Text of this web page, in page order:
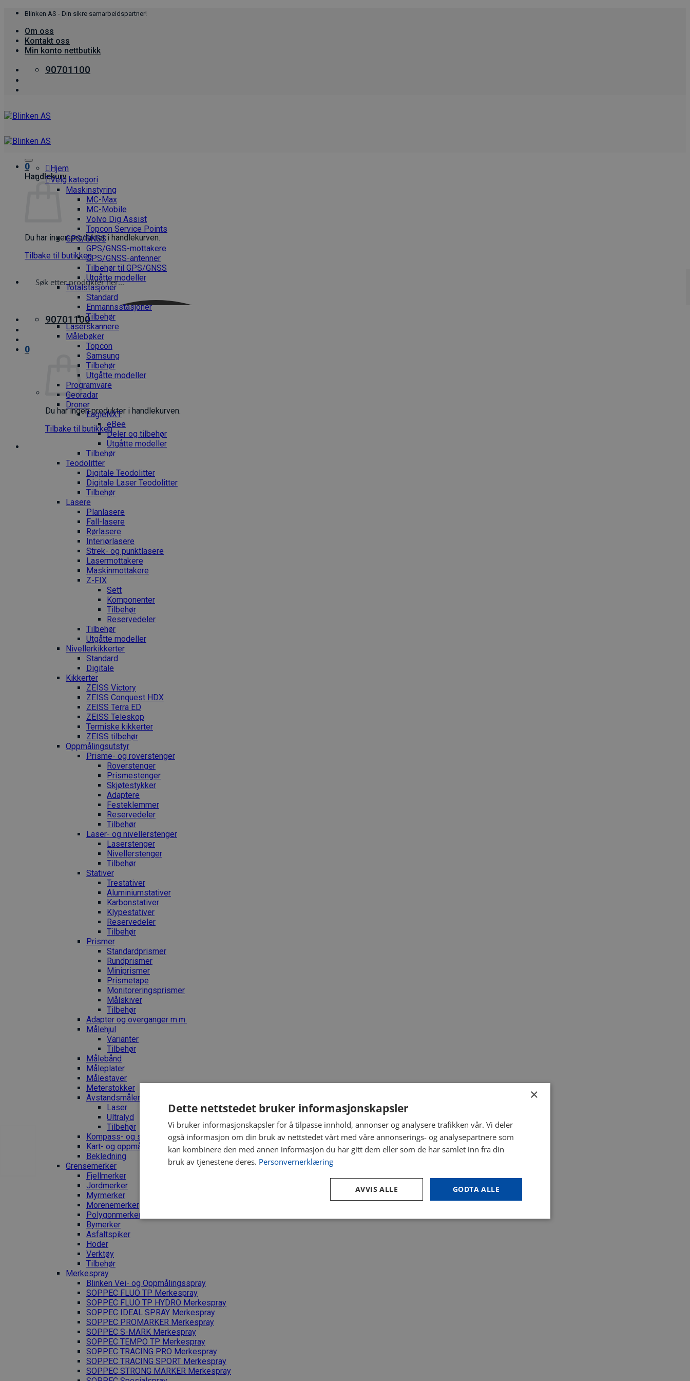
Skip
content
Blinken AS - Din sikre samarbeidspartner!
Om oss
Kontakt oss
Min konto nettbutikk
90701100
0
Handlekurv
Du har ingen produkter i handlekurven.
Tilbake til butikken
90701100
0
Du har ingen produkter i handlekurven.
Tilbake til butikken
Hjem
Velg kategori
Maskinstyring
MC-Max
MC-Mobile
Volvo Dig Assist
Topcon Service Points
GPS/GNSS
GPS/GNSS-mottakere
GPS/GNSS-antenner
Tilbehør til GPS/GNSS
Utgåtte modeller
Totalstasjoner
Standard
Enmannsstasjoner
Tilbehør
Laserskannere
Målebøker
Topcon
Samsung
Tilbehør
Utgåtte modeller
Programvare
Georadar
Droner
EagleNXT
eBee
Deler og tilbehør
Utgåtte modeller
Tilbehør
Teodolitter
Digitale Teodolitter
Digitale Laser Teodolitter
Tilbehør
Lasere
Planlasere
Fall-lasere
Rørlasere
Interiør­lasere
Strek- og punktlasere
Laser­mottakere
Maskin­mottakere
Z-FIX
Sett
Komponenter
Tilbehør
Reservedeler
Tilbehør
Utgåtte modeller
Nivellerkikkerter
Standard
Digitale
Kikkerter
ZEISS Victory
ZEISS Conquest HDX
ZEISS Terra ED
ZEISS Teleskop
Termiske kikkerter
ZEISS tilbehør
Oppmålings­utstyr
Prisme- og roverstenger
Roverstenger
Prismestenger
Skjøtestykker
Adaptere
Festeklemmer
Reservedeler
Tilbehør
Laser- og nivellerstenger
Laserstenger
Nivellerstenger
Tilbehør
Stativer
Trestativer
Aluminiumstativer
Karbonstativer
Klypestativer
Reservedeler
Tilbehør
Prismer
Standardprismer
Rundprismer
Miniprismer
Prismetape
Monitoreringsprismer
Målskiver
Tilbehør
Adapter og overganger m.m.
Målehjul
Varianter
Tilbehør
Målebånd
Måleplater
Målestaver
Meterstokker
Avstandsmålere
Laser
Ultralyd
Tilbehør
Kompass- og stigningsmålere
Kart- og oppmåling
Bekledning
Grense­merker
Fjellmerker
Jordmerker
Myrmerker
Morenemerker
Polygonmerker
Bymerker
Asfaltspiker
Hoder
Verktøy
Tilbehør
Merkespray
Blinken Vei- og Oppmålingsspray
SOPPEC FLUO TP Merkespray
SOPPEC FLUO TP HYDRO Merkespray
SOPPEC IDEAL SPRAY Merkespray
SOPPEC PROMARKER Merkespray
SOPPEC S-MARK Merkespray
SOPPEC TEMPO TP Merkespray
SOPPEC TRACING PRO Merkespray
SOPPEC TRACING SPORT Merkespray
SOPPEC STRONG MARKER Merkespray
×
Dette nettstedet bruker informasjonskapsler
Vi bruker informasjonskapsler for å tilpasse innhold, annonser og analysere trafikken vår. Vi deler
også informasjon om din bruk av nettstedet vårt med våre annonserings- og analysepartnere som
kan kombinere den med annen informasjon du har gitt dem eller som de har samlet inn fra din
bruk av tjenestene deres. Personvernerklæring
GODTA ALLE
AVVIS ALLE